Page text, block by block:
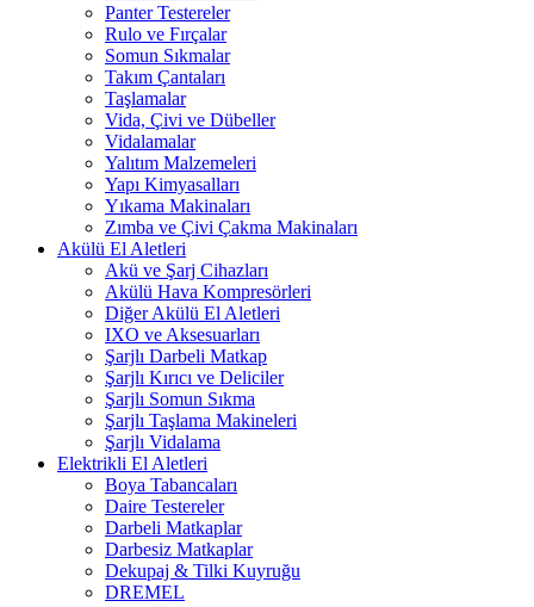
Panter Testereler
Rulo ve Fırçalar
Somun Sıkmalar
Takım Çantaları
Taşlamalar
Vida, Çivi ve Dübeller
Vidalamalar
Yalıtım Malzemeleri
Yapı Kimyasalları
Yıkama Makinaları
Zımba ve Çivi Çakma Makinaları
Akülü El Aletleri
Akü ve Şarj Cihazları
Akülü Hava Kompresörleri
Diğer Akülü El Aletleri
IXO ve Aksesuarları
Şarjlı Darbeli Matkap
Şarjlı Kırıcı ve Deliciler
Şarjlı Somun Sıkma
Şarjlı Taşlama Makineleri
Şarjlı Vidalama
Elektrikli El Aletleri
Boya Tabancaları
Daire Testereler
Darbeli Matkaplar
Darbesiz Matkaplar
Dekupaj & Tilki Kuyruğu
DREMEL